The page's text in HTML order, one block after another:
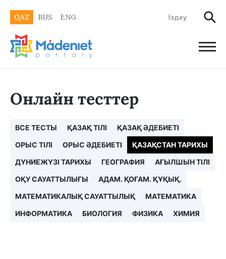
QAZ RUS ENG
Онлайн тесттер
ВСЕ ТЕСТЫ ҚАЗАҚ ТІЛІ
ҚАЗАҚ ӘДЕБИЕТІ
ОРЫС ТІЛІ
ОРЫС ӘДЕБИЕТІ
ҚАЗАҚСТАН ТАРИХЫ
ДҮНИЕЖҮЗІ ТАРИХЫ
ГЕОГРАФИЯ
АҒЫЛШЫН ТІЛІ
ОҚУ САУАТТЫЛЫҒЫ
АДАМ. ҚОҒАМ. ҚҰҚЫҚ.
МАТЕМАТИКАЛЫҚ САУАТТЫЛЫҚ
МАТЕМАТИКА
ИНФОРМАТИКА
БИОЛОГИЯ ФИЗИКА ХИМИЯ